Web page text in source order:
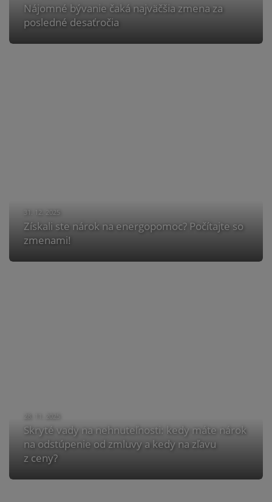
Nájomné bývanie čaká najväčšia zmena za
posledné desaťročia
31. 12. 2025
Získali ste nárok na energopomoc? Počítajte so
zmenami!
28. 11. 2025
Skryté vady na nehnuteľnosti: kedy máte nárok
na odstúpenie od zmluvy a kedy na zľavu
z ceny?